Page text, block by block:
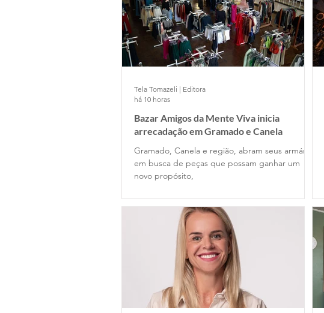
Bazar Amigos da Mente Viva inicia
arrecadação em Gramado e Canela
Gramado, Canela e região, abram seus armários
em busca de peças que possam ganhar um
novo propósito,
Tela Tomazeli | Editora
há 10 horas